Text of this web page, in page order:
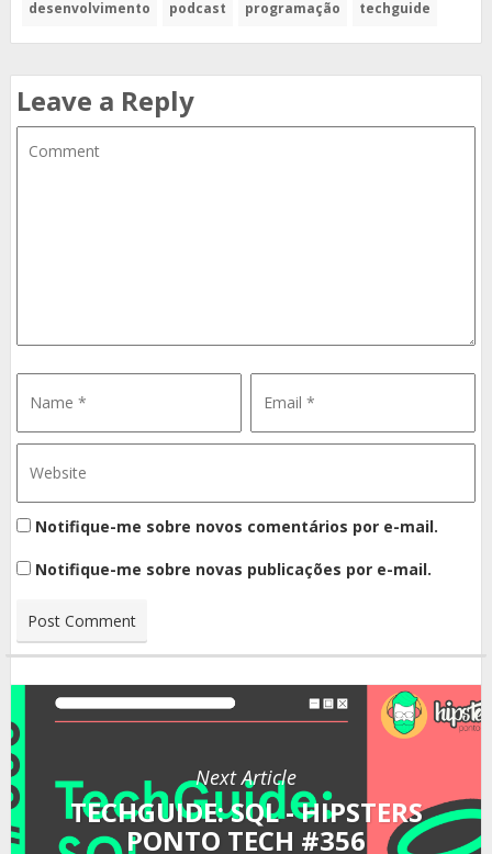
desenvolvimento podcast programação techguide
Leave a Reply
Notifique-me sobre novos comentários por e-mail.
Notifique-me sobre novas publicações por e-mail.
Next Article
TECHGUIDE: SQL - HIPSTERS
PONTO TECH #356